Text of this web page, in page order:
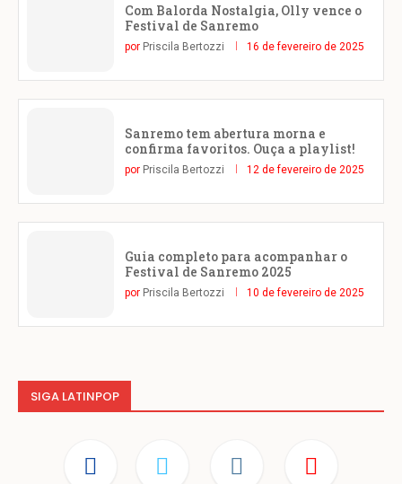
Com Balorda Nostalgia, Olly vence o
Festival de Sanremo
por Priscila Bertozzi 16 de fevereiro de 2025
Sanremo tem abertura morna e
confirma favoritos. Ouça a playlist!
por Priscila Bertozzi 12 de fevereiro de 2025
Guia completo para acompanhar o
Festival de Sanremo 2025
por Priscila Bertozzi 10 de fevereiro de 2025
SIGA LATINPOP